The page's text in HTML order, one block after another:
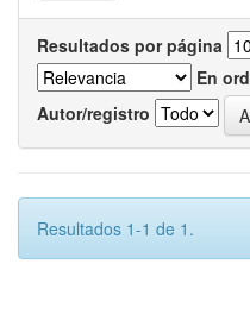
Resultados por página
En
Autor/registro
Resultados 1-1 de 1.